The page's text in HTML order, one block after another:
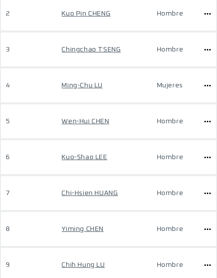
2 Kuo Pin CHENG Hombre
3 Chingchao TSENG Hombre
4 Ming-Chu LU Mujeres
5 Wen-Hui CHEN Hombre
6 Kuo-Shao LEE Hombre
7 Chi-Hsien HUANG Hombre
8 Yiming CHEN Hombre
9 Chih Hung LU Hombre